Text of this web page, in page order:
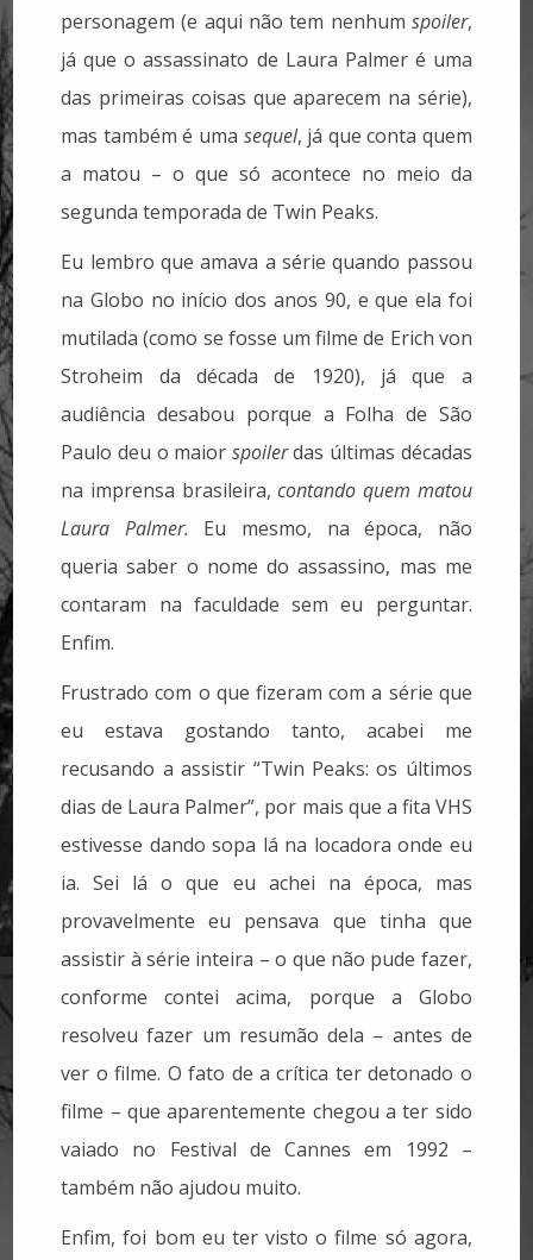
personagem (e aqui não tem nenhum spoiler,
já que o assassinato de Laura Palmer é uma
das primeiras coisas que aparecem na série),
mas também é uma sequel, já que conta quem
a matou – o que só acontece no meio da
segunda temporada de Twin Peaks.
Eu lembro que amava a série quando passou
na Globo no início dos anos 90, e que ela foi
mutilada (como se fosse um filme de Erich von
Stroheim da década de 1920), já que a
audiência desabou porque a Folha de São
Paulo deu o maior spoilerdas últimas décadas
na imprensa brasileira,contando quem matou
Laura Palmer. Eu mesmo, na época, não
queria saber o nome do assassino, mas me
contaram na faculdade sem eu perguntar.
Enfim.
Frustrado com o que fizeram com a série que
eu estava gostando tanto, acabei me
recusando a assistir “Twin Peaks: os últimos
dias de Laura Palmer”, por mais que a fita VHS
estivesse dando sopa lá na locadora onde eu
ia. Sei lá o que eu achei na época, mas
provavelmente eu pensava que tinha que
assistir à série inteira – o que não pude fazer,
conforme contei acima, porque a Globo
resolveu fazer um resumão dela – antes de
ver o filme. O fato de a crítica ter detonado o
filme – que aparentemente chegou a ter sido
vaiado no Festival de Cannes em 1992 –
também não ajudou muito.
Enfim, foi bom eu ter visto o filme só agora,